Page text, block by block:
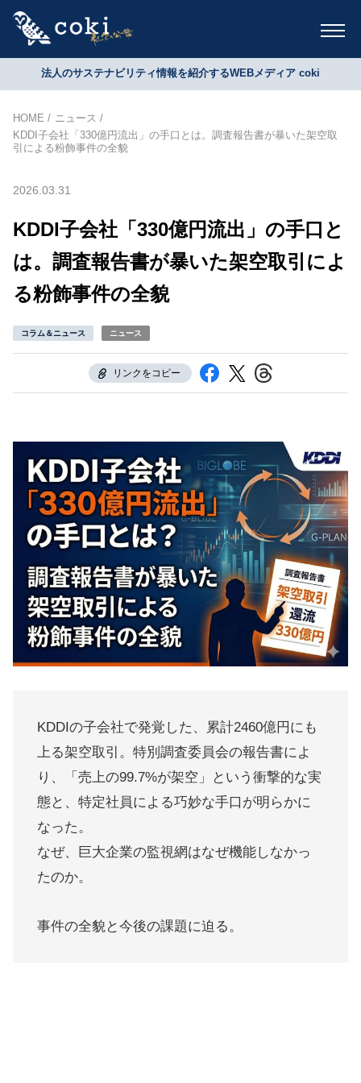
法人のサステナビリティ情報を紹介するWEBメディア coki
HOME
ニュース
KDDI子会社「330億円流出」の手口とは。調査報告書が暴いた架空取
引による粉飾事件の全貌
2026.03.31
KDDI子会社「330億円流出」の手口と
は。調査報告書が暴いた架空取引によ
る粉飾事件の全貌
コラム＆ニュース ニュース
リンクをコピー
KDDIの子会社で発覚した、累計2460億円にも
上る架空取引。特別調査委員会の報告書によ
り、「売上の99.7%が架空」という衝撃的な実
態と、特定社員による巧妙な手口が明らかに
なった。
なぜ、巨大企業の監視網はなぜ機能しなかっ
たのか。
事件の全貌と今後の課題に迫る。